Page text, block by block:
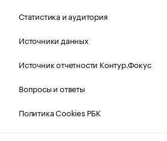
Статистика и аудитория
Источники данных
Источник отчетности Контур.Фокус
Вопросы и ответы
Политика Cookies РБК